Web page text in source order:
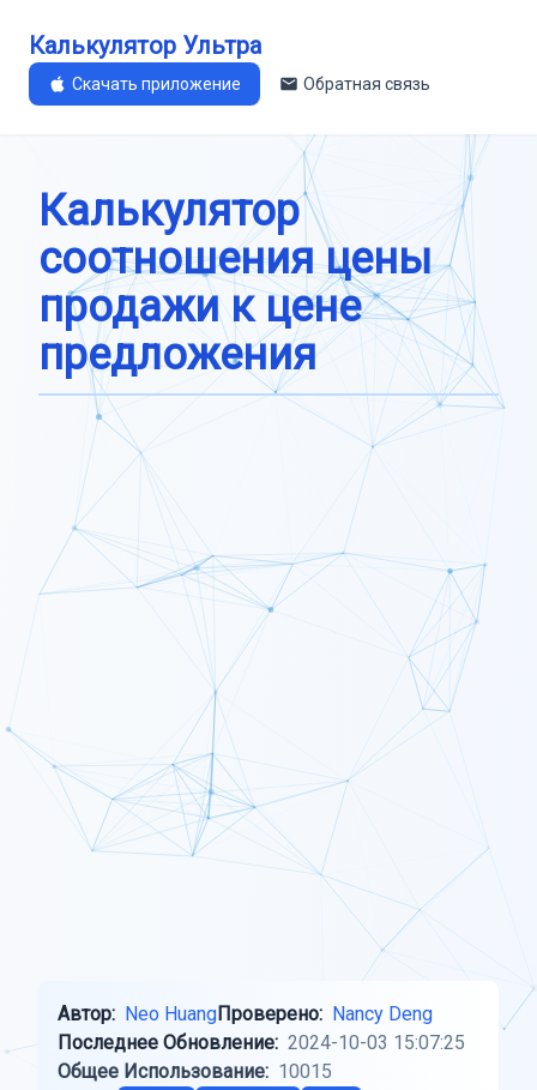
Калькулятор Ультра
Скачать приложение Обратная связь
Калькулятор
соотношения цены
продажи к цене
предложения
Автор: Neo HuangПроверено: Nancy Deng
Последнее Обновление: 2024-10-03 15:07:25
Общее Использование: 10015